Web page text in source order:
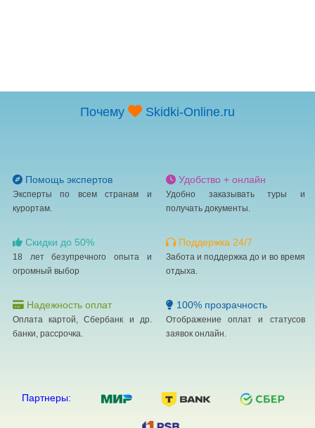
Почему Skidki-Online.ru
Помощь экспертов
Эксперты по всем странам и
курортам.
Удобство + онлайн
Удобно заказывать туры и
получать документы.
Скидки до 50%
18 лет безупречного опыта и
огромный выбор
Поддержка 24/7
Забота и поддержка до и во время
отдыха.
Надежность оплат
Оплата картой, Сбербанк и др.
банки, рассрочка.
100% прозрачность
Отображение оплат и статусов
заявок онлайн.
Партнеры: